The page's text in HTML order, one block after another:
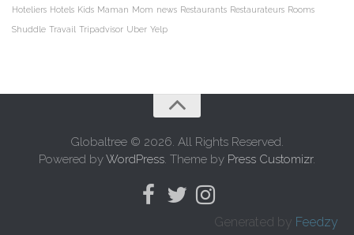
Hoteliers Hotels Kids Maman Mom news Restaurants Restaurateurs Rooms
Shuddle Travail Tripadvisor Uber Yelp
Globaltree © 2026. All Rights Reserved.
Powered byWordPress. Theme by Press Customizr.
Generated by Feedzy